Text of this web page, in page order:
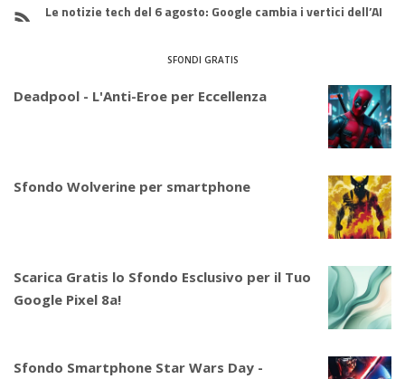
Le notizie tech del 6 agosto: Google cambia i vertici dell’AI
SFONDI GRATIS
Deadpool - L'Anti-Eroe per Eccellenza
Sfondo Wolverine per smartphone
Scarica Gratis lo Sfondo Esclusivo per il Tuo
Google Pixel 8a!
Sfondo Smartphone Star Wars Day -